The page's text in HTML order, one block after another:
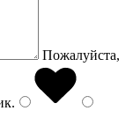
Пожалуйста,
.